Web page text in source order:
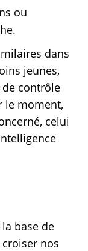
ou
dans
jeunes,
de contrôle
le moment,
celui
base de
nos